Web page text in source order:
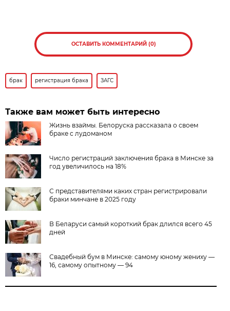
ОСТАВИТЬ КОММЕНТАРИЙ (0)
брак регистрация брака ЗАГС
Также вам может быть интересно
Жизнь взаймы. Белоруска рассказала о своем
браке с лудоманом
Число регистраций заключения брака в Минске за
год увеличилось на 18%
С представителями каких стран регистрировали
браки минчане в 2025 году
В Беларуси самый короткий брак длился всего 45
дней
Свадебный бум в Минске: самому юному жениху —
16, самому опытному — 94